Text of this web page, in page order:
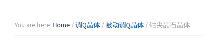
调
You are here: Home /调Q晶体 /被动调Q晶体 /钴尖晶石晶体